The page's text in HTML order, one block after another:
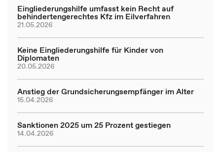
Eingliederungshilfe umfasst kein Recht auf
behindertengerechtes Kfz im Eilverfahren
21.05.2026
Keine Eingliederungshilfe für Kinder von
Diplomaten
20.05.2026
Anstieg der Grundsicherungsempfänger im Alter
15.04.2026
Sanktionen 2025 um 25 Prozent gestiegen
14.04.2026